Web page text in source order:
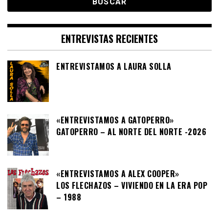
ENTREVISTAS RECIENTES
ENTREVISTAMOS A LAURA SOLLA
«ENTREVISTAMOS A GATOPERRO»
GATOPERRO – AL NORTE DEL NORTE -2026
«ENTREVISTAMOS A ALEX COOPER»
LOS FLECHAZOS – VIVIENDO EN LA ERA POP
– 1988